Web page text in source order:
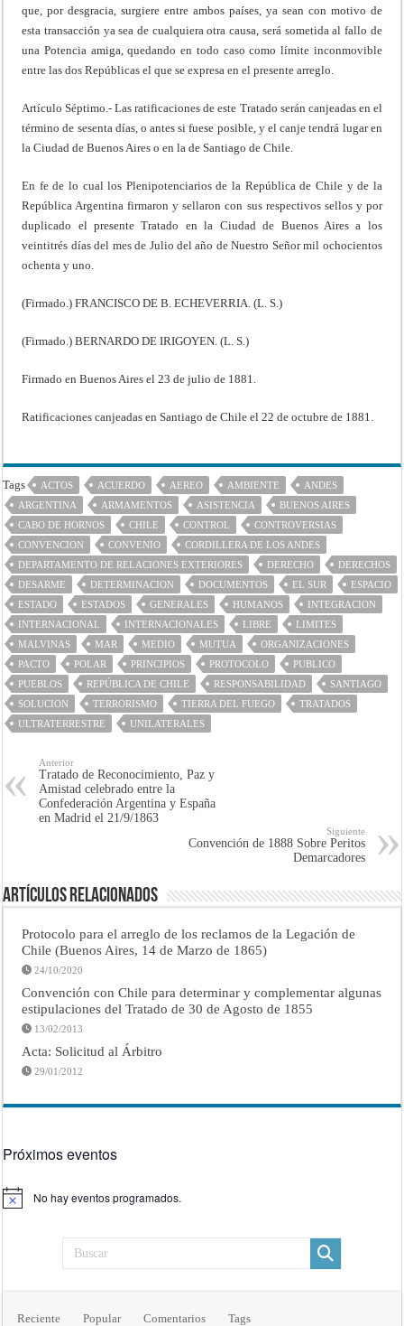
que, por desgracia, surgiere entre ambos países, ya sean con motivo de
esta transacción ya sea de cualquiera otra causa, será sometida al fallo de
una Potencia amiga, quedando en todo caso como límite inconmovible
entre las dos Repúblicas el que se expresa en el presente arreglo.
Artículo Séptimo.- Las ratificaciones de este Tratado serán canjeadas en el
término de sesenta días, o antes si fuese posible, y el canje tendrá lugar en
la Ciudad de Buenos Aires o en la de Santiago de Chile.
En fe de lo cual los Plenipotenciarios de la República de Chile y de la
República Argentina firmaron y sellaron con sus respectivos sellos y por
duplicado el presente Tratado en la Ciudad de Buenos Aires a los
veintitrés días del mes de Julio del año de Nuestro Señor mil ochocientos
ochenta y uno.
(Firmado.) FRANCISCO DE B. ECHEVERRIA. (L. S.)
(Firmado.) BERNARDO DE IRIGOYEN. (L. S.)
Firmado en Buenos Aires el 23 de julio de 1881.
Ratificaciones canjeadas en Santiago de Chile el 22 de octubre de 1881.
Tags ACTOS ACUERDO AEREO AMBIENTE
ANDES
ARGENTINA
ARMAMENTOS ASISTENCIA
BUENOS AIRES
CABO DE HORNOS
CHILE CONTROL
CONTROVERSIAS
CONVENCION
CONVENIO
CORDILLERA DE LOS ANDES
DEPARTAMENTO DE RELACIONES EXTERIORES
DERECHO
DERECHOS
DESARME
DETERMINACION DOCUMENTOS EL SUR
ESPACIO
ESTADO
ESTADOS GENERALES HUMANOS
INTEGRACION
INTERNACIONAL
INTERNACIONALES LIBRE
LIMITES
MALVINAS
MAR MEDIO MUTUA
ORGANIZACIONES
PACTO
POLAR PRINCIPIOS PROTOCOLO
PUBLICO
PUEBLOS
REPÚBLICA DE CHILE RESPONSABILIDAD
SANTIAGO
SOLUCION
TERRORISMO TIERRA DEL FUEGO
TRATADOS
ULTRATERRESTRE
UNILATERALES
Anterior
Tratado de Reconocimiento, Paz y
Amistad celebrado entre la
Confederación Argentina y España
en Madrid el 21/9/1863
Siguiente
Convención de 1888 Sobre Peritos
Demarcadores
Artículos Relacionados
Protocolo para el arreglo de los reclamos de la Legación de
Chile (Buenos Aires, 14 de Marzo de 1865)
24/10/2020
Convención con Chile para determinar y complementar algunas
estipulaciones del Tratado de 30 de Agosto de 1855
13/02/2013
Acta: Solicitud al Árbitro
29/01/2012
Próximos eventos
Aviso No hay eventos programados.
Reciente Popular Comentarios Tags